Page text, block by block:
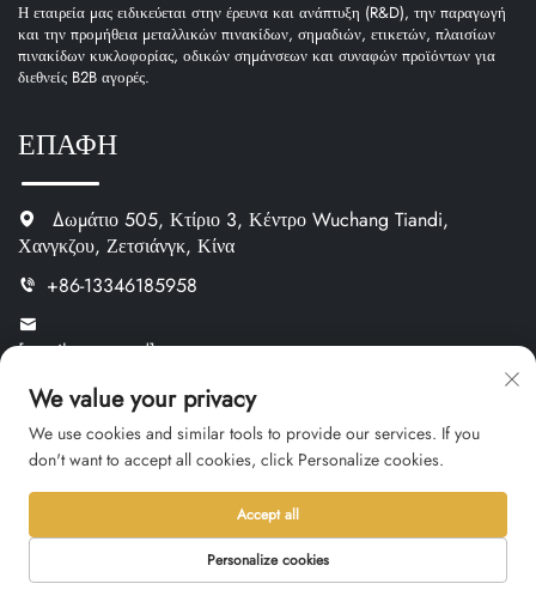
Η εταιρεία μας ειδικεύεται στην έρευνα και ανάπτυξη (R&D), την παραγωγή
και την προμήθεια μεταλλικών πινακίδων, σημαδιών, ετικετών, πλαισίων
πινακίδων κυκλοφορίας, οδικών σημάνσεων και συναφών προϊόντων για
διεθνείς B2B αγορές.
ΕΠΑΦΗ
Δωμάτιο 505, Κτίριο 3, Κέντρο Wuchang Tiandi,
Χανγκζου, Ζετσιάνγκ, Κίνα
+86-13346185958
[email protected]
https://www.oemnameplate.com
Κατηγορία Προϊόντος
Μεταλλικές Πινακίδες Ονόματος
Πλαστικές Πινακίδες Ονόματος
We value your privacy
We use cookies and similar tools to provide our services. If you
don't want to accept all cookies, click Personalize cookies.
Personalize cookies
Accept all